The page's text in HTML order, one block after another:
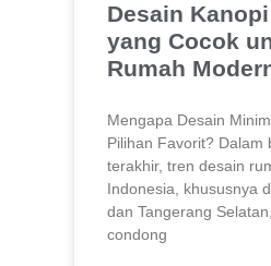
Desain
yang Cocok
Rumah
Mengapa Desain
Pilihan Favorit? Dalam
terakhir, tren desain
Indonesia, khususnya
dan Tangerang
condong